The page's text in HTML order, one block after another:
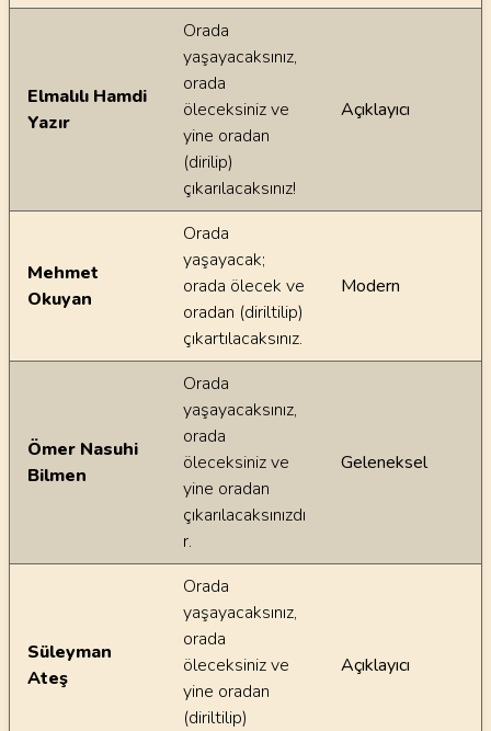
Elmalılı Hamdi
Yazır
Orada
yaşayacaksınız,
orada
öleceksiniz ve
yine oradan
(dirilip)
çıkarılacaksınız!
Açıklayıcı
Mehmet
Okuyan
Orada
yaşayacak;
orada ölecek ve
oradan (diriltilip)
çıkartılacaksınız.
Modern
Ömer Nasuhi
Bilmen
Orada
yaşayacaksınız,
orada
öleceksiniz ve
yine oradan
çıkarılacaksınızdı
r.
Geleneksel
Süleyman
Ateş
Orada
yaşayacaksınız,
orada
öleceksiniz ve
yine oradan
(diriltilip)
Açıklayıcı